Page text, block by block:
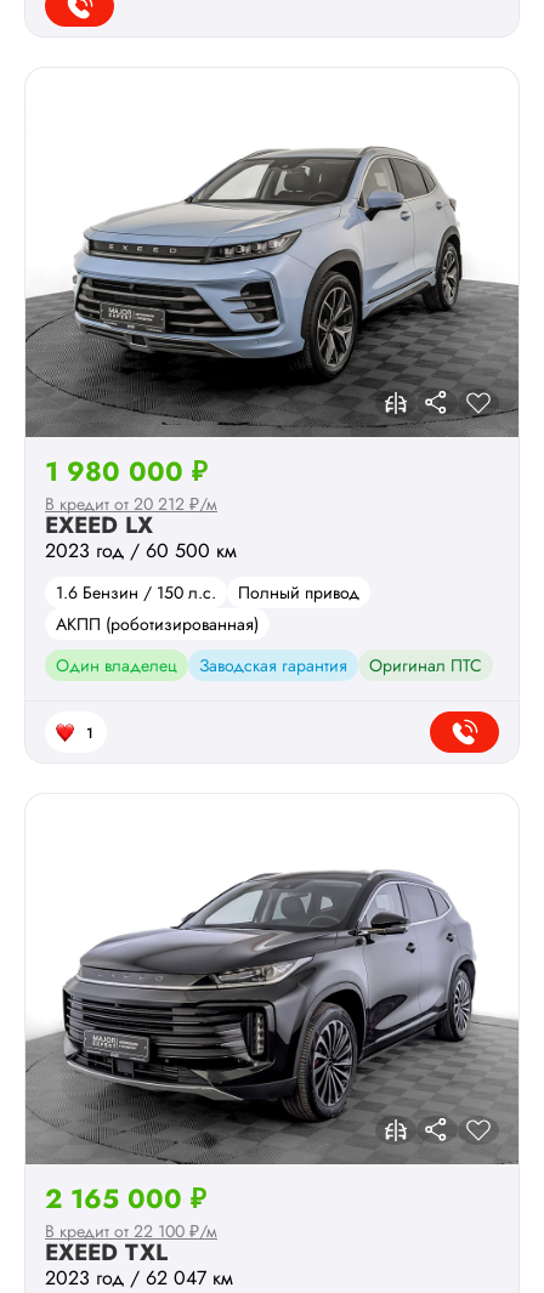
EXEED LX
2023 год / 60 500 км
1.6 Бензин / 150 л.с.
Полный привод
АКПП (роботизированная)
Один владелец
Заводская гарантия Оригинал ПТС
1 980 000 ₽
В кредит от 20 212 ₽/м
1
EXEED TXL
2023 год / 62 047 км
2 165 000 ₽
В кредит от 22 100 ₽/м